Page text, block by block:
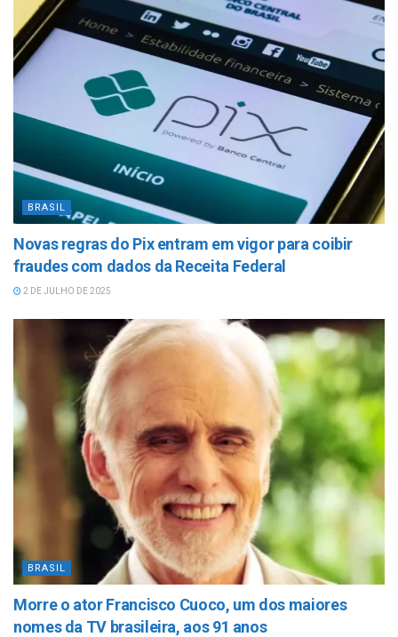
BRASIL
Novas regras do Pix entram em vigor para coibir
fraudes com dados da Receita Federal
2 DE JULHO DE 2025
BRASIL
Morre o ator Francisco Cuoco, um dos maiores
nomes da TV brasileira, aos 91 anos